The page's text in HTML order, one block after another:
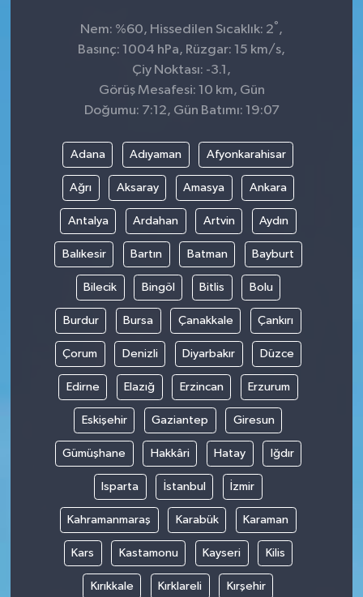
Nem: %60, Hissedilen Sıcaklık: 2° ,
Basınç: 1004 hPa, Rüzgar: 15 km/s,
Çiy Noktası: -3.1,
Görüş Mesafesi: 10 km, Gün
Doğumu: 7:12, Gün Batımı: 19:07
Adana Adıyaman Afyonkarahisar
Ağrı Aksaray Amasya Ankara
Antalya Ardahan Artvin Aydın
Balıkesir Bartın Batman Bayburt
Bilecik Bingöl Bitlis Bolu
Burdur Bursa Çanakkale Çankırı
Çorum Denizli Diyarbakır Düzce
Edirne Elazığ Erzincan Erzurum
Eskişehir Gaziantep Giresun
Gümüşhane Hakkâri Hatay Iğdır
Isparta İstanbul İzmir
Kahramanmaraş Karabük Karaman
Kars Kastamonu Kayseri Kilis
Kırıkkale Kırklareli Kırşehir